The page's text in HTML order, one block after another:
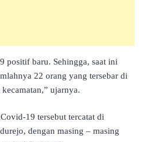
positif baru. Sehingga, saat ini
22 orang yang tersebar di
ujarnya.
19 tersebut tercatat di
dengan masing – masing